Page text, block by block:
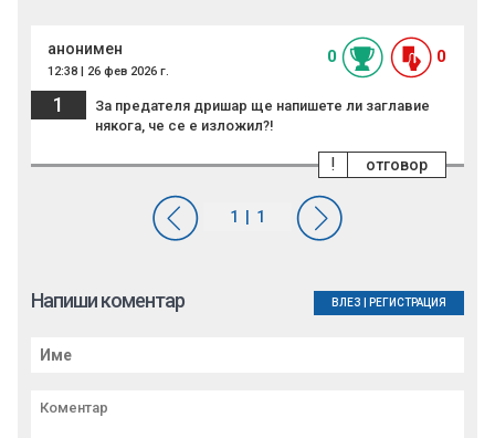
анонимен
12:38 | 26 фев 2026 г.
0 0
1
За предателя дришар ще напишете ли заглавие
някога, че се е изложил?!
отговор
!
Напиши коментар ВЛЕЗ РЕГИСТРАЦИЯ